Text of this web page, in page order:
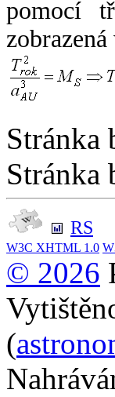
pomocí
Stránka
Stránka
RS
W3C XHTML 1.0
© 2026
(